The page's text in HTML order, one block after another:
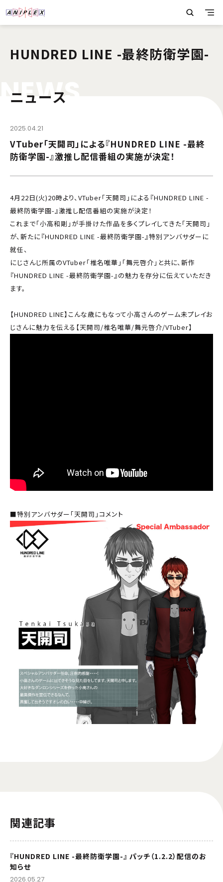
HUNDRED LINE -最終防衛学園-
NEWS
ニュース
2025.04.21
VTuber「天開司」による『HUNDRED LINE -最終
防衛学園-』激推し配信番組の実施が決定！
4月22日(火)20時より、VTuber「天開司」による『HUNDRED LINE -
最終防衛学園-』激推し配信番組の実施が決定！
これまで「小高和剛」が手掛けた作品を多くプレイしてきた「天開司」
が、新たに『HUNDRED LINE -最終防衛学園-』特別アンバサダーに
就任、
にじさんじ所属のVTuber「椎名唯華」「舞元啓介」と共に、新作
『HUNDRED LINE -最終防衛学園-』の魅力を存分に伝えていただき
ます。
【HUNDRED LINE】こんな歳にもなって小高さんのゲーム未プレイお
じさんに魅力を伝える【天開司/椎名唯華/舞元啓介/VTuber】
■特別アンバサダー「天開司」コメント
関連記事
『HUNDRED LINE -最終防衛学園-』 パッチ（1.2.2）配信のお
知らせ
2026.05.27